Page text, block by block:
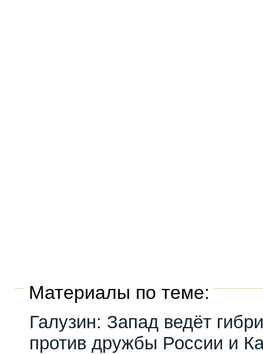
Материалы по теме:
Галузин: Запад ведёт
против дружбы России и